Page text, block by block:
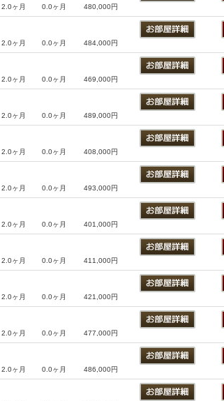
2.0ヶ月 0.0ヶ月 480,000円
2.0ヶ月 0.0ヶ月 484,000円
2.0ヶ月 0.0ヶ月 469,000円
2.0ヶ月 0.0ヶ月 489,000円
2.0ヶ月 0.0ヶ月 408,000円
2.0ヶ月 0.0ヶ月 493,000円
2.0ヶ月 0.0ヶ月 401,000円
2.0ヶ月 0.0ヶ月 411,000円
2.0ヶ月 0.0ヶ月 421,000円
2.0ヶ月 0.0ヶ月 477,000円
2.0ヶ月 0.0ヶ月 486,000円